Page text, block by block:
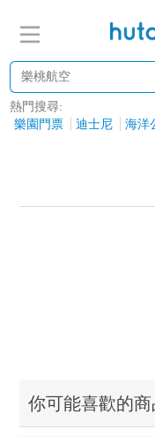
熱門搜尋:
樂園門票
迪士尼 海洋
你可能喜歡的商